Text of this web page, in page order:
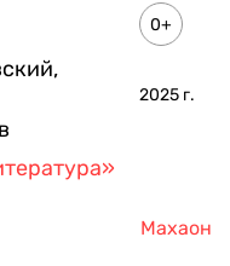
,
0+
2025 г.
Махаон